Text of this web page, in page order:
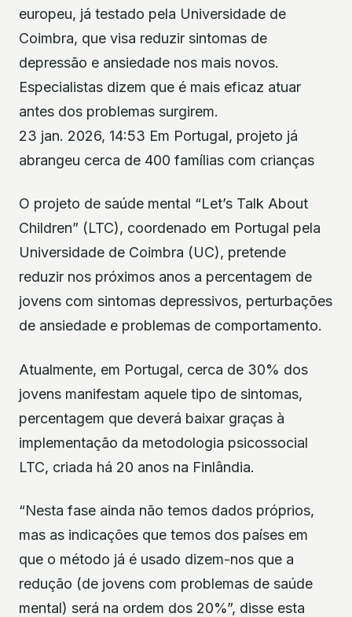
europeu, já testado pela Universidade de
Coimbra, que visa reduzir sintomas de
depressão e ansiedade nos mais novos.
Especialistas dizem que é mais eficaz atuar
antes dos problemas surgirem.
23 jan. 2026, 14:53 Em Portugal, projeto já
abrangeu cerca de 400 famílias com crianças
O projeto de saúde mental “Let’s Talk About
Children” (LTC), coordenado em Portugal pela
Universidade de Coimbra (UC), pretende
reduzir nos próximos anos a percentagem de
jovens com sintomas depressivos, perturbações
de ansiedade e problemas de comportamento.
Atualmente, em Portugal, cerca de 30% dos
jovens manifestam aquele tipo de sintomas,
percentagem que deverá baixar graças à
implementação da metodologia psicossocial
LTC, criada há 20 anos na Finlândia.
“Nesta fase ainda não temos dados próprios,
mas as indicações que temos dos países em
que o método já é usado dizem-nos que a
redução (de jovens com problemas de saúde
mental) será na ordem dos 20%”, disse esta